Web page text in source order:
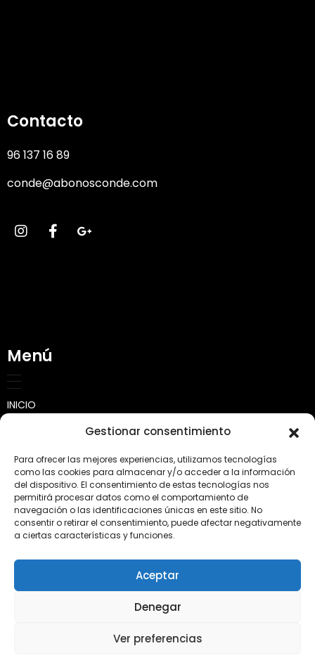
Gestionar consentimiento
Para ofrecer las mejores experiencias, utilizamos tecnologías
como las cookies para almacenar y/o acceder a la información
del dispositivo. El consentimiento de estas tecnologías nos
permitirá procesar datos como el comportamiento de
navegación o las identificaciones únicas en este sitio. No
consentir o retirar el consentimiento, puede afectar negativamente
a ciertas características y funciones.
Aceptar
Denegar
Ver preferencias
Contacto
96 137 16 89
conde@abonosconde.com
Menú
INICIO
SOBRE NOSOTROS
Quienes somos
Misión, visión y valores
Transporte
CALCULADORA
TRABAJOS
PRODUCTOS
Tierra para jardín y huertos
Áridos y Piedras
CONSEJOS
Abonos Conde SL · Calle Villa de Bilbao, 38-B. 46980 Paterna
Diseño web·Aviso legal